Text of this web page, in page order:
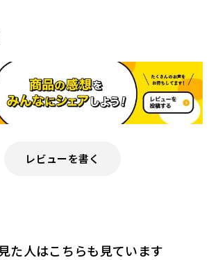
レビューを書く
た人はこちらも見ています